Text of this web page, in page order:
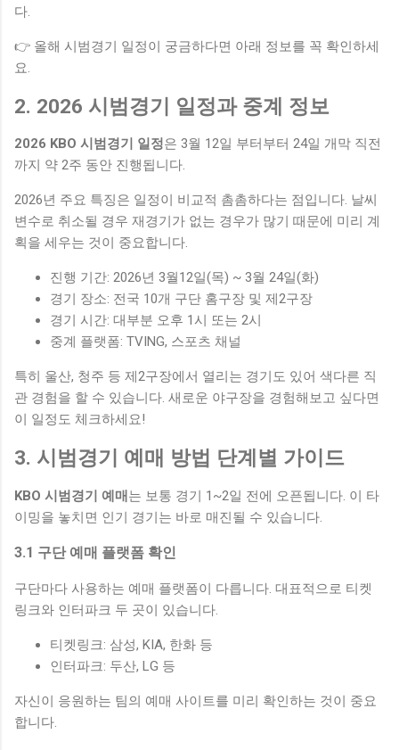
다.
👉 올해 시범경기 일정이 궁금하다면 아래 정보를 꼭 확인하세
요.
2. 2026 시범경기 일정과 중계 정보
2026 KBO 시범경기 일정은 3월 12일 부터부터 24일 개막 직전
까지 약 2주 동안 진행됩니다.
2026년 주요 특징은 일정이 비교적 촘촘하다는 점입니다. 날씨
변수로 취소될 경우 재경기가 없는 경우가 많기 때문에 미리 계
획을 세우는 것이 중요합니다.
진행 기간: 2026년 3월12일(목) ~ 3월 24일(화)
경기 장소: 전국 10개 구단 홈구장 및 제2구장
경기 시간: 대부분 오후 1시 또는 2시
중계 플랫폼: TVING, 스포츠 채널
특히 울산, 청주 등 제2구장에서 열리는 경기도 있어 색다른 직
관 경험을 할 수 있습니다. 새로운 야구장을 경험해보고 싶다면
이 일정도 체크하세요!
3. 시범경기 예매 방법 단계별 가이드
KBO 시범경기 예매 는 보통 경기 1~2일 전에 오픈됩니다. 이 타
이밍을 놓치면 인기 경기는 바로 매진될 수 있습니다.
3.1 구단 예매 플랫폼 확인
구단마다 사용하는 예매 플랫폼이 다릅니다. 대표적으로 티켓
링크와 인터파크 두 곳이 있습니다.
티켓링크: 삼성, KIA, 한화 등
인터파크: 두산, LG 등
자신이 응원하는 팀의 예매 사이트를 미리 확인하는 것이 중요
합니다.